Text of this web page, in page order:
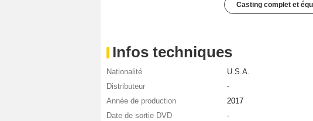
Casting complet et
Infos techniques
Nationalité
U.S.A.
Distributeur
-
Année de production
2017
Date de sortie DVD
-